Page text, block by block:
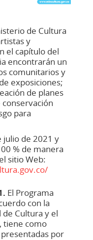
de Cultura
y
el capítulo del
encontrarán un
comunitarios y
exposiciones;
de planes
para
julio de 2021 y
% de manera
sitio Web:
El Programa
con la
de Cultura y el
tiene como
por